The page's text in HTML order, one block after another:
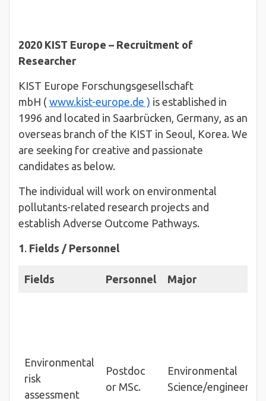
2020 KIST Europe – Recruitment of
Researcher
KIST Europe Forschungsgesellschaft
mbH ( www.kist-europe.de ) is established in
1996 and located in Saarbrücken, Germany, as an
overseas branch of the KIST in Seoul, Korea. We
are seeking for creative and passionate
candidates as below.
The individual will work on environmental
pollutants-related research projects and
establish Adverse Outcome Pathways.
1. Fields / Personnel
Fields Personnel Major
Environmental
risk
assessment
Postdoc
or MSc.
Environmental
Science/engineering